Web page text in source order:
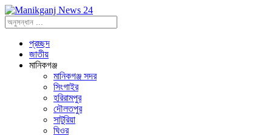
প্রচ্ছদ
জাতীয়
মানিকগঞ্জ
মানিকগঞ্জ সদর
সিংগাইর
হরিরামপুর
দৌলতপুর
সাটুরিয়া
ঘিওর